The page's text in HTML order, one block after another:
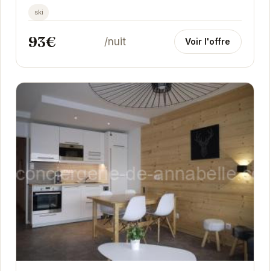
Proche des commerces et des restaurants, il offre
tout...
ski
93€ /nuit Voir l'offre